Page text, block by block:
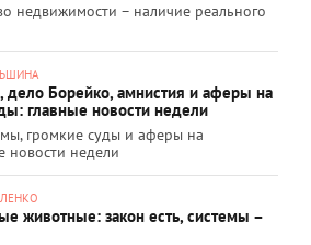
недвижимости – наличие реального
дело Борейко, амнистия и аферы на
главные новости недели
громкие суды и аферы на
новости недели
животные: закон есть, системы –